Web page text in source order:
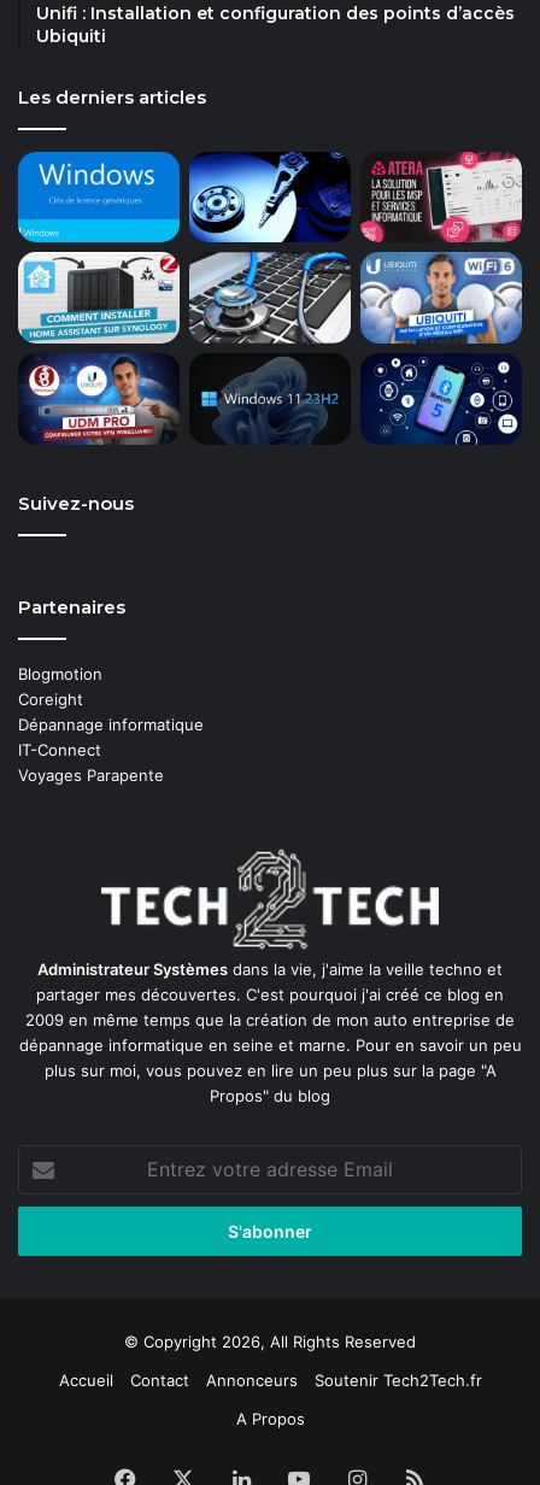
Unifi : Installation et configuration des points d’accès
Ubiquiti
Les derniers articles
Suivez-nous
Partenaires
Blogmotion
Coreight
Dépannage informatique
IT-Connect
Voyages Parapente
Administrateur Systèmes dans la vie, j'aime la veille techno et
partager mes découvertes. C'est pourquoi j'ai créé ce blog en
2009 en même temps que la création de mon auto entreprise de
dépannage informatique en seine et marne. Pour en savoir un peu
plus sur moi, vous pouvez en lire un peu plus sur la page "A
Propos" du blog
Entrez
votre
adresse
© Copyright 2026, All Rights Reserved
Accueil
Contact Annonceurs
Soutenir Tech2Tech.fr
A Propos
Facebook LinkedinYouTubeInstagram